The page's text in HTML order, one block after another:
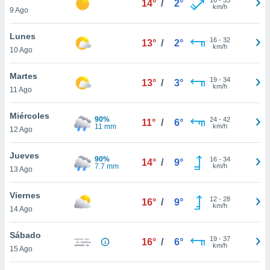
más
nuestra
y
de
disponible
cookies
aceptar
9 Ago
14° / 2°
km/h
Lunes
10 Ago
13° / 2° 16- 32
km/h
Martes
11 Ago
13° / 3° 19- 34
km/h
Miércoles
12 Ago
90%
11 mm
11° / 6° 24- 42
km/h
Jueves
13 Ago
90%
7.7 mm
14° / 9° 16- 34
km/h
Viernes
14 Ago
16° / 9° 12- 28
km/h
Sábado
15 Ago
16° / 6° 19- 37
km/h